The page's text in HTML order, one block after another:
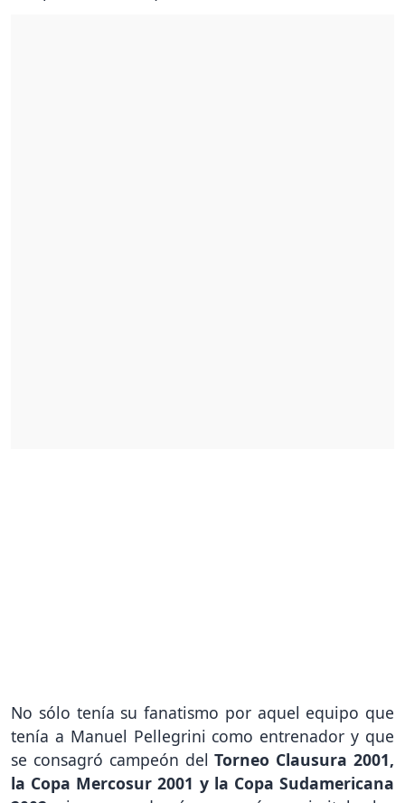
No sólo tenía su fanatismo por aquel equipo que
tenía a Manuel Pellegrini como entrenador y que
se consagró campeón delTorneo Clausura 2001,
la Copa Mercosur 2001 y la Copa Sudamericana